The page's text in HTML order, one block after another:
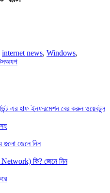
internet news, Windows,
এর হাফ ইনফরমেশন বের করুন ওয়েবটুল
গুলো জেনে নিন
Network) কি? জেনে নিন